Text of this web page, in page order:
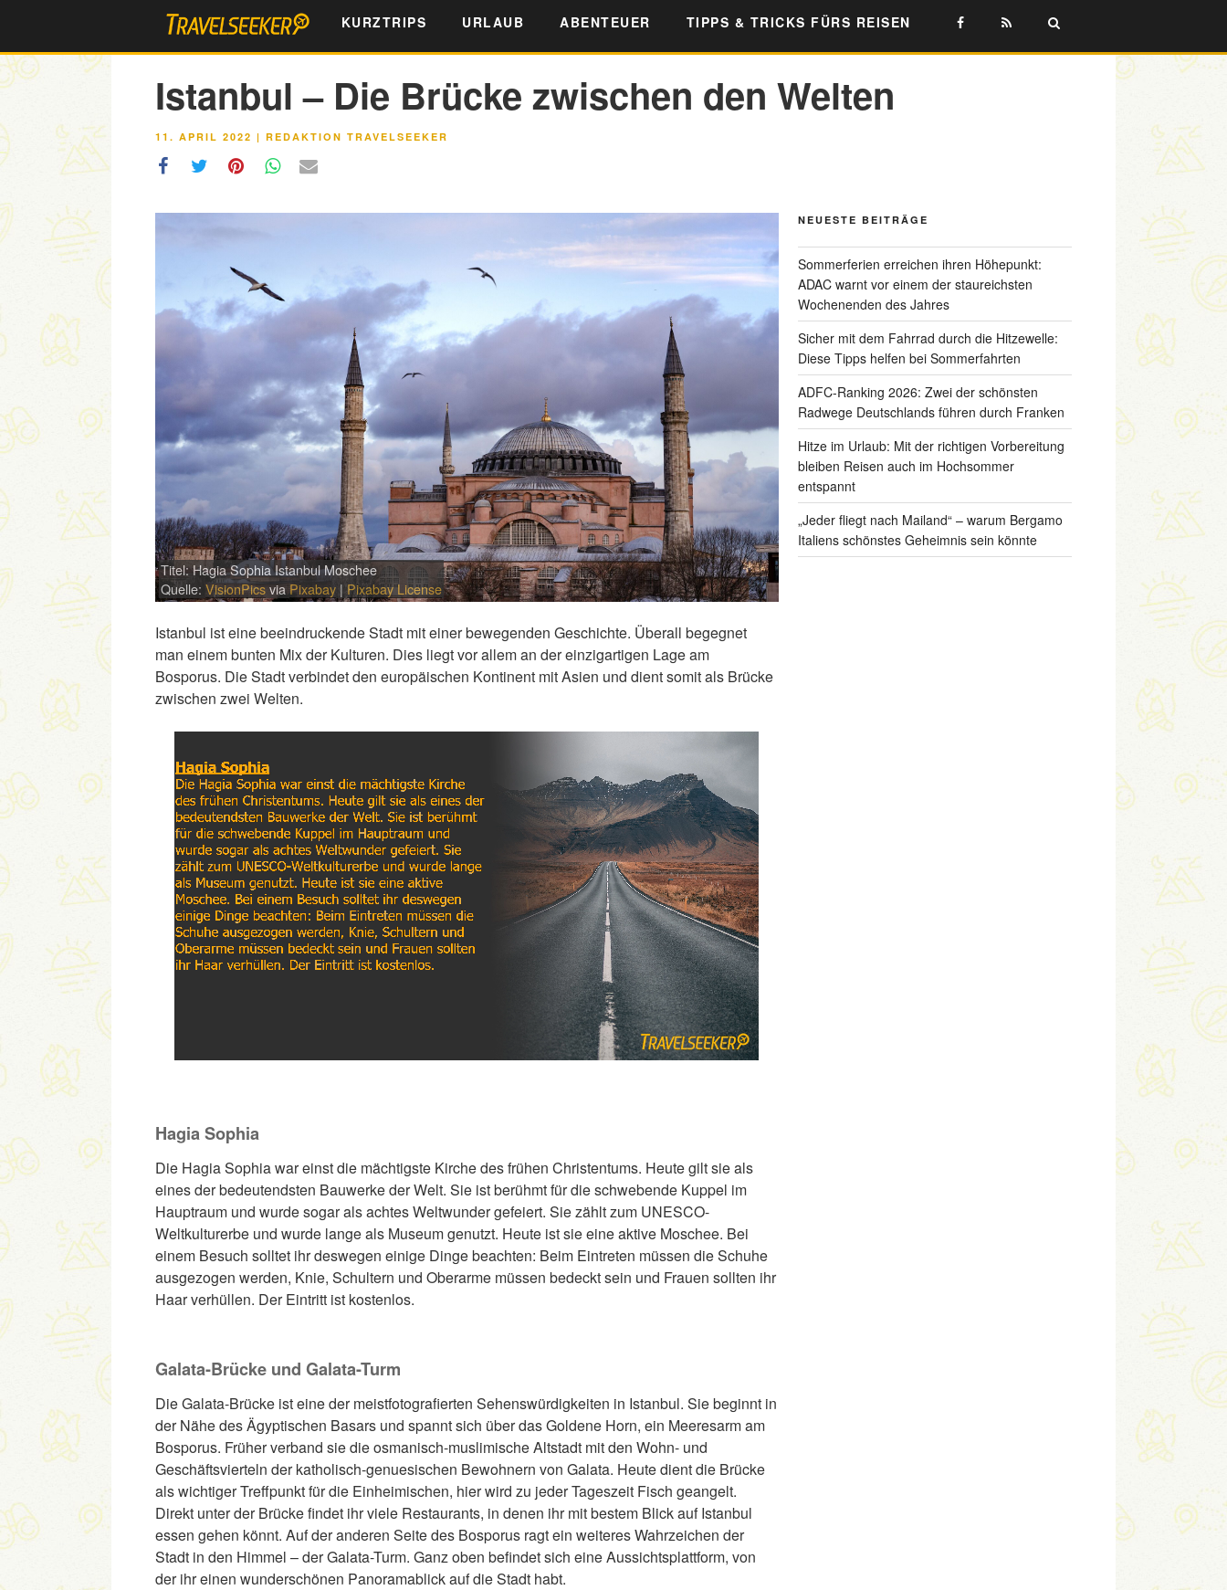
springen
KURZTRIPS URLAUB ABENTEUER TIPPS & TRICKS FÜRS REISEN
Istanbul – Die Brücke zwischen den Welten
VERÖFFENTLICHT
11. APRIL 2022 | REDAKTION TRAVELSEEKER
Titel: Hagia Sophia Istanbul Moschee
Quelle:VisionPicsviaPixabay | Pixabay License
Istanbul ist eine beeindruckende Stadt mit einer bewegenden Geschichte. Überall begegnet
man einem bunten Mix der Kulturen. Dies liegt vor allem an der einzigartigen Lage am
Bosporus. Die Stadt verbindet den europäischen Kontinent mit Asien und dient somit als Brücke
zwischen zwei Welten.
Hagia Sophia
Die Hagia Sophia war einst die mächtigste Kirche des frühen Christentums. Heute gilt sie als
eines der bedeutendsten Bauwerke der Welt. Sie ist berühmt für die schwebende Kuppel im
Hauptraum und wurde sogar als achtes Weltwunder gefeiert. Sie zählt zum UNESCO-
Weltkulturerbe und wurde lange als Museum genutzt. Heute ist sie eine aktive Moschee. Bei
einem Besuch solltet ihr deswegen einige Dinge beachten: Beim Eintreten müssen die Schuhe
ausgezogen werden, Knie, Schultern und Oberarme müssen bedecktsein und Frauen sollten ihr
Haar verhüllen. Der Eintritt ist kostenlos.
Galata-Brücke und Galata-Turm
Die Galata-Brücke ist eine der meistfotografierten Sehenswürdigkeiten in Istanbul. Sie beginnt in
der Nähe des Ägyptischen Basars und spannt sich über das Goldene Horn, ein Meeresarm am
Bosporus. Früher verband sie die osmanisch-muslimische Altstadt mit den Wohn- und
Geschäftsvierteln der katholisch-genuesischen Bewohnern von Galata. Heute dient die Brücke
als wichtiger Treffpunkt für die Einheimischen, hier wird zu jeder Tageszeit Fisch geangelt.
Direkt unter der Brücke findet ihr viele Restaurants, in denen ihr mit bestem Blick auf Istanbul
essen gehen könnt. Auf der anderen Seite des Bosporus ragt ein weiteres Wahrzeichen der
Stadt in den Himmel – der Galata-Turm. Ganz oben befindet sich eine Aussichtsplattform, von
der ihr einen wunderschönen Panoramablick auf die Stadt habt.
NEUESTE BEITRÄGE
Sommerferien erreichen ihren Höhepunkt:
ADAC warnt vor einem der staureichsten
Wochenenden des Jahres
Sicher mit dem Fahrrad durch die Hitzewelle:
Diese Tipps helfen bei Sommerfahrten
ADFC-Ranking 2026: Zwei der schönsten
Radwege Deutschlands führen durch Franken
Hitze im Urlaub: Mit der richtigen Vorbereitung
bleiben Reisen auch im Hochsommer
entspannt
„Jeder fliegt nach Mailand“ – warum Bergamo
Italiens schönstes Geheimnis sein könnte